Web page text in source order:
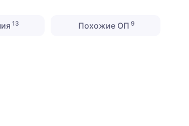
13 Похожие ОП 9